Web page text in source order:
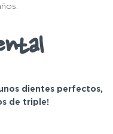
dientes perfectos,
de triple!